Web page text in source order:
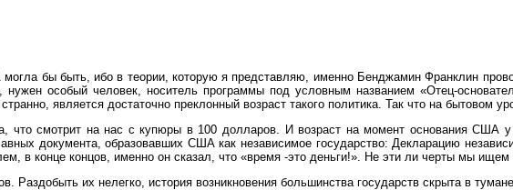
бы быть, ибо в теории, которую я представляю, именно Бенджамин Франклин
нужен особый человек, носитель программы под условным названием «Отец-
является достаточно преклонный возраст такого политика. Так что на бытовом
что смотрит на нас с купюры в 100 долларов. И возраст на момент основания США
документа, образовавших США как независимое государство: Декларацию
в конце концов, именно он сказал, что «время -это деньги!». Не эти ли черты мы ищем
их нелегко, история возникновения большинства государств скрыта в